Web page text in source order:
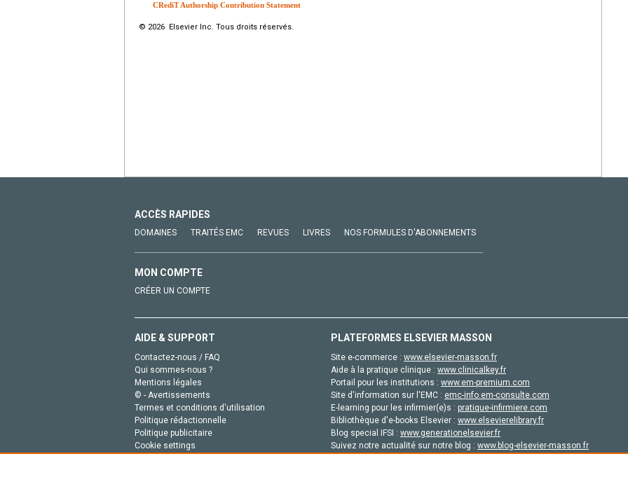
CRediT Authorship Contribution Statement
© 2026 Elsevier Inc. Tous droits réservés.
ACCÈS RAPIDES
DOMAINES TRAITÉS EMC REVUES LIVRES NOS FORMULES D'ABONNEMENTS
MON COMPTE
CRÉER UN COMPTE
AIDE & SUPPORT
Contactez-nous / FAQ
Qui sommes-nous ?
Mentions légales
© - Avertissements
Termes et conditions d'utilisation
Politique rédactionnelle
Politique publicitaire
Cookie settings
PLATEFORMES ELSEVIER MASSON
Site e-commerce : www.elsevier-masson.fr
Aide à la pratique clinique : www.clinicalkey.fr
Portail pour les institutions : www.em-premium.com
Site d'information sur l'EMC : emc-info.em-consulte.com
E-learning pour les infirmier(e)s : pratique-infirmiere.com
Bibliothèque d'e-books Elsevier : www.elsevierelibrary.fr
Blog special IFSI : www.generationelsevier.fr
Suivez notre actualité sur notre blog : www.blog-elsevier-masson.fr